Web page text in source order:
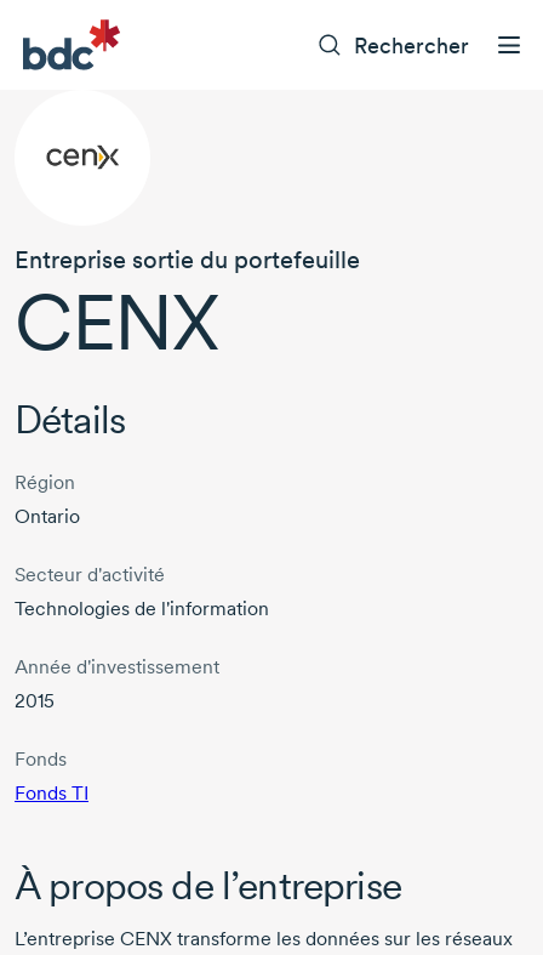
Rechercher
Entreprise sortie du portefeuille
CENX
Détails
Région
Ontario
Secteur d'activité
Technologies de l'information
Année d'investissement
2015
Fonds
Fonds TI
À propos de l’entreprise
L’entreprise CENX transforme les données sur les réseaux